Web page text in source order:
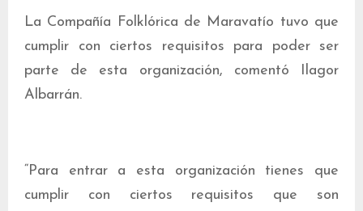
La Compañía Folklórica de Maravatío tuvo que
cumplir con ciertos requisitos para poder ser
parte de esta organización, comentó Ilagor
Albarrán.
“Para entrar a esta organización tienes que
cumplir con ciertos requisitos que son